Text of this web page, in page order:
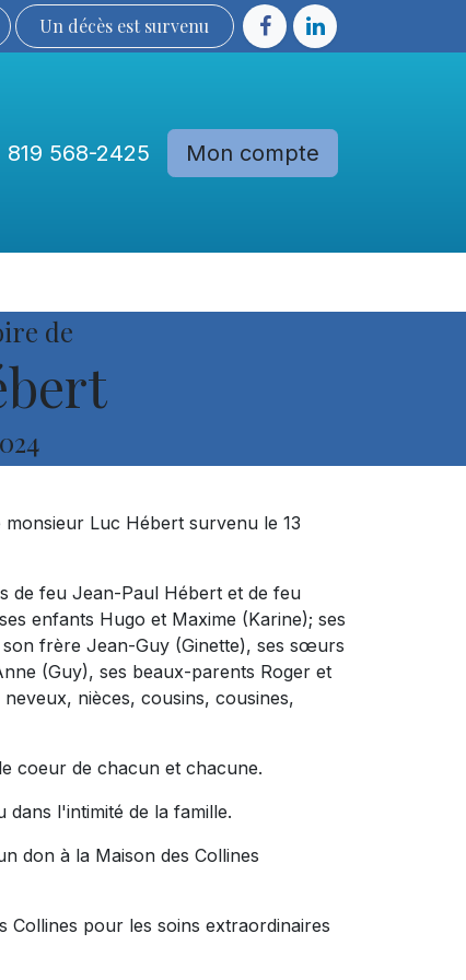
Un décès est sur​​​​​​​​ve​nu​​​​​​​​​​
819 568-2425 Mon compte
de
Luc Hébert survenu le 13
de feu Jean-Paul Hébert et de feu
enfants Hugo et Maxime (Karine); ses
frère Jean-Guy (Ginette), ses sœurs
(Guy), ses beaux-parents Roger et
nièces, cousins, cousines,
coeur de chacun et chacune.
l'intimité de la famille.
don à la Maison des Collines
Collines pour les soins extraordinaires